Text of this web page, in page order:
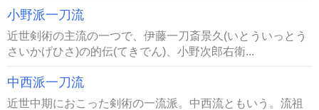
小野派一刀流
近世剣術の主流の一つで、伊藤一刀斎景久(いとういっとう
さいかげひさ)の的伝(てきでん)、小野次郎右衛...
中西派一刀流
近世中期におこった剣術の一流派。中西流ともいう。流祖